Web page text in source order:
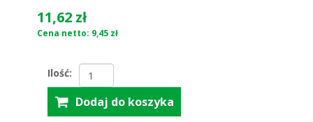
11,62 zł
Cena netto: 9,45 zł
Ilość: